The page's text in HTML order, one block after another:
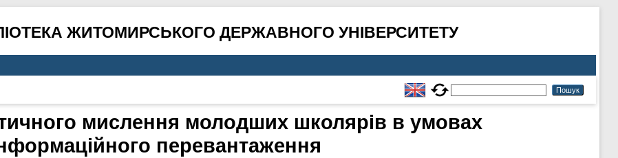
ЖИТОМИРСЬКОГО ДЕРЖАВНОГО УНІВЕРСИТЕТУ
мислення молодших школярів в умовах
перевантаження